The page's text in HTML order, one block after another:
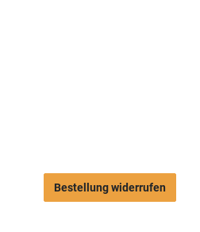
Bestellung widerrufen